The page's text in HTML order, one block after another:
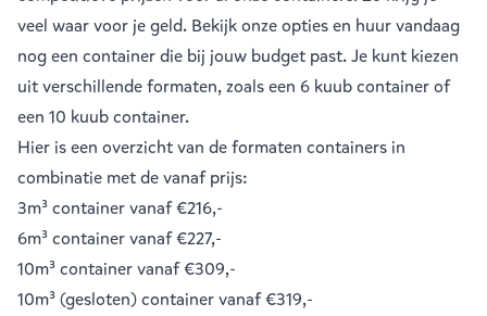
veel waar voor je geld. Bekijk onze opties en huur vandaag
nog een container die bij jouw budget past. Je kunt kiezen
uit verschillende formaten, zoals een 6 kuub containerof
een 10 kuub container.
Hier is een overzicht van de formaten containers in
combinatie met de vanaf prijs:
3m³ containervanaf €216,-
6m³ containervanaf €227,-
10m³ containervanaf €309,-
10m³ (gesloten) containervanaf €319,-